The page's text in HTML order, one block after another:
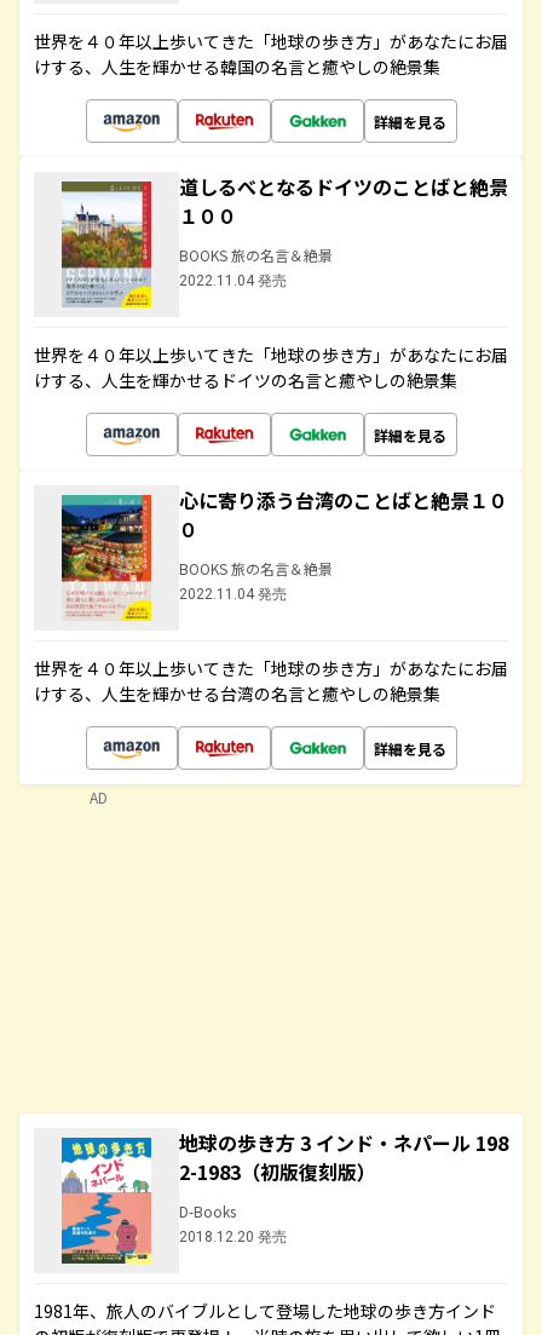
世界を４０年以上歩いてきた「地球の歩き方」があなたにお届
けする、人生を輝かせる韓国の名言と癒やしの絶景集
詳細を見る
道しるべとなるドイツのことばと絶景
１００
BOOKS 旅の名言＆絶景
2022.11.04 発売
世界を４０年以上歩いてきた「地球の歩き方」があなたにお届
けする、人生を輝かせるドイツの名言と癒やしの絶景集
詳細を見る
心に寄り添う台湾のことばと絶景１０
０
BOOKS 旅の名言＆絶景
2022.11.04 発売
世界を４０年以上歩いてきた「地球の歩き方」があなたにお届
けする、人生を輝かせる台湾の名言と癒やしの絶景集
詳細を見る
地球の歩き方 3 インド・ネパール 198
2-1983（初版復刻版）
D-Books
2018.12.20 発売
1981年、旅人のバイブルとして登場した地球の歩き方インド
AD